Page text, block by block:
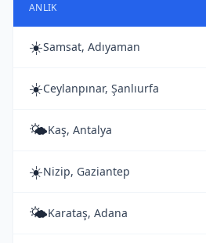
ANLIK
☀️Samsat, Adıyaman
☀️Ceylanpınar, Şanlıurfa
🌤️Kaş, Antalya
☀️Nizip, Gaziantep
🌤️Karataş, Adana